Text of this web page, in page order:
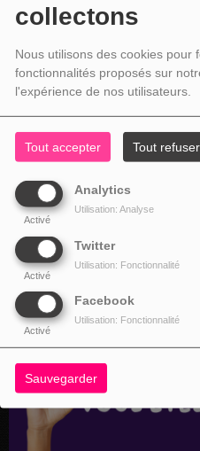
collectons
Nous utilisons des cookies pour
fonctionnalités proposés sur
l'expérience de nos utilisateurs.
Tout accepter Tout refuser
Analytics
Activé
Utilisation: Analyse
Twitter
Activé
Utilisation: Fonctionnalité
Facebook
Activé
Utilisation: Fonctionnalité
Sauvegarder